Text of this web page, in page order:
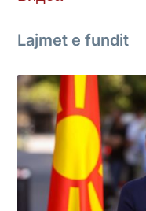
Lajmet e fundit